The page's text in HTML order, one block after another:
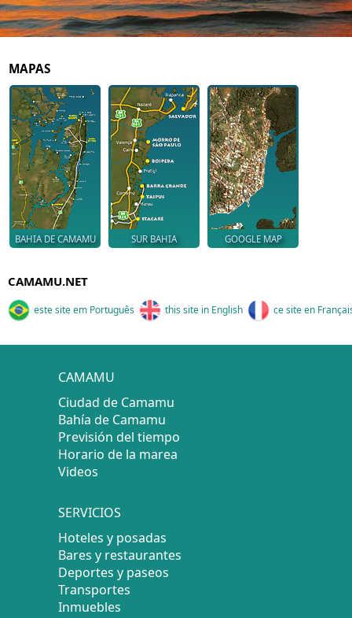
MAPAS
BAHIA DE CAMAMU SUR BAHIA GOOGLE MAP
CAMAMU.NET
este site em Português this site in English ce site en
CAMAMU
Ciudad de Camamu
Bahía de Camamu
Previsión del tiempo
Horario de la marea
Videos
SERVICIOS
Hoteles y posadas
Bares y restaurantes
Deportes y paseos
Transportes
Inmuebles